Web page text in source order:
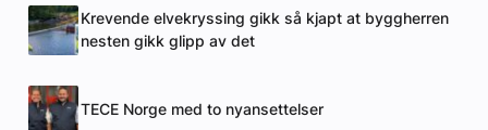
Krevende elvekryssing gikk så kjapt at byggherren
nesten gikk glipp av det
TECE Norge med to nyansettelser